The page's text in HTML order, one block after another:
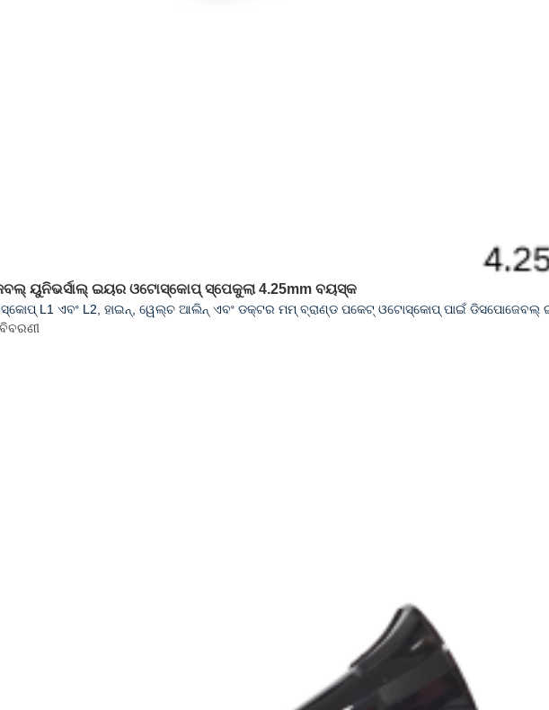
ୟୁନିଭର୍ସାଲ୍ ଇୟର ଓଟୋସ୍କୋପ୍ ସ୍ପେକୁଲା 4.25mm ବୟସ୍କ
L1 ଏବଂ L2, ହାଇନ୍, ୱେଲ୍ଚ ଆଲିନ୍ ଏବଂ ଡକ୍ଟର ମମ୍ ବ୍ରାଣ୍ଡ ପକେଟ୍ ଓଟୋସ୍କୋପ୍ ପାଇଁ ଡିସପୋଜେବଲ୍
ବିବରଣୀ